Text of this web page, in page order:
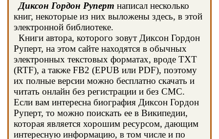
Диксон Гордон Руперт написал несколько
книг, некоторые из них выложены здесь, в этой
электронной библиотеке.
Книги автора, которого зовут Диксон Гордон
Руперт, на этом сайте находятся в обычных
электронных текстовых форматах, вроде TXT
(RTF), а также FB2 (EPUB или PDF), поэтому
их полные версии можно бесплатно скачать и
читать онлайн без регистрации и без СМС.
Если вам интересна биография Диксон Гордон
Руперт, то можно поискать ее в Википедии,
которая является хорошим ресурсом, дающим
интересную информацию, в том числе и по